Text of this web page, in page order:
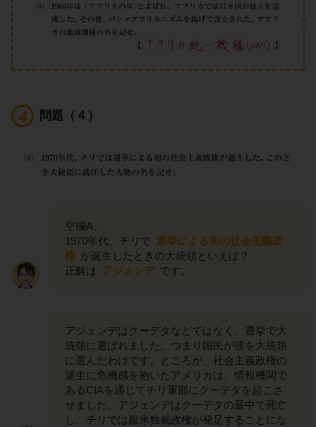
問題（４）
空欄A。
1970年代、チリで 選挙による初の社会主義政
権 が誕生したときの大統領といえば？
正解は
アジェンデ です。
アジェンデはクーデタなどではなく、選挙で大
統領に選ばれました。つまり国民が彼を大統領
に選んだわけです。ところが、社会主義政権の
誕生に危機感を抱いたアメリカは、情報機関で
あるCIAを通じてチリ軍部にクーデタを起こさ
せました。アジェンデはクーデタの最中で死亡
し、チリでは親米独裁政権が発足することにな